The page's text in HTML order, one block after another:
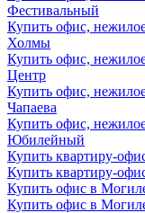
Фестивальный
Купить офис,
Холмы
Купить офис,
Центр
Купить офис,
Чапаева
Купить офис,
Юбилейный
Купить квартиру-
Купить квартиру-
Купить офис в
Купить офис в